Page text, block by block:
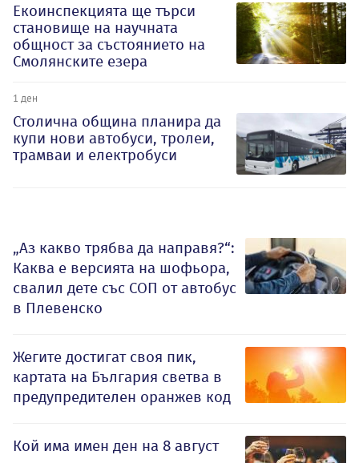
Екоинспекцията ще търси
становище на научната
общност за състоянието на
Смолянските езера
1 ден
Столична община планира да
купи нови автобуси, тролеи,
трамваи и електробуси
„Аз какво трябва да направя?“:
Каква е версията на шофьора,
свалил дете със СОП от автобус
в Плевенско
Жегите достигат своя пик,
картата на България светва в
предупредителен оранжев код
Кой има имен ден на 8 август